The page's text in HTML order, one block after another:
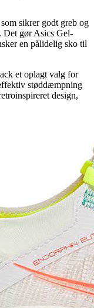
sikrer godt greb og
Det gør Asics Gel-
en pålidelig sko til
et oplagt valg for
støddæmpning
design,